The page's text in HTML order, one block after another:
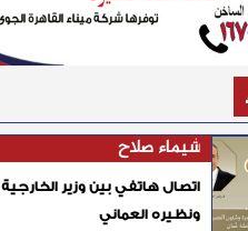
شيماء صلاح
اتصال هاتفي بين وزير الخارجية
ونظيره العماني